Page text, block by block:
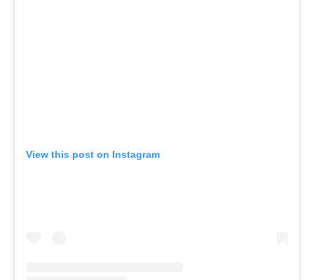
View this post on Instagram